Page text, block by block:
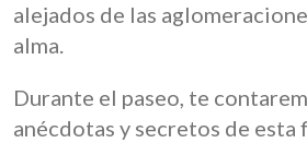
alejados de las
alma.
Durante el paseo, te
anécdotas y secretos de esta